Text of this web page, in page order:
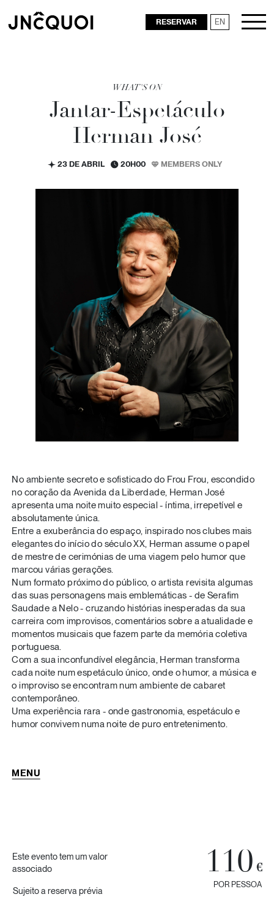
RESERVAR EN
WHAT'S ON
Jantar-Espetáculo
Herman José
23 DE ABRIL 20H00 MEMBERS ONLY
No ambiente secreto e sofisticado do Frou Frou, escondido
no coração da Avenida da Liberdade, Herman José
apresenta uma noite muito especial - íntima, irrepetível e
absolutamente única.
Entre a exuberância do espaço, inspirado nos clubes mais
elegantes do início do século XX, Herman assume o papel
de mestre de cerimónias de uma viagem pelo humor que
marcou várias gerações.
Num formato próximo do público, o artista revisita algumas
das suas personagens mais emblemáticas - de Serafim
Saudade a Nelo - cruzando histórias inesperadas da sua
carreira com improvisos, comentários sobre a atualidade e
momentos musicais que fazem parte da memória coletiva
portuguesa.
Com a sua inconfundível elegância, Herman transforma
cada noite num espetáculo único, onde o humor, a música e
o improviso se encontram num ambiente de cabaret
contemporâneo.
Uma experiência rara - onde gastronomia, espetáculo e
humor convivem numa noite de puro entretenimento.
MENU
Este evento tem um valor
associado
Sujeito a reserva prévia
110 €
POR PESSOA